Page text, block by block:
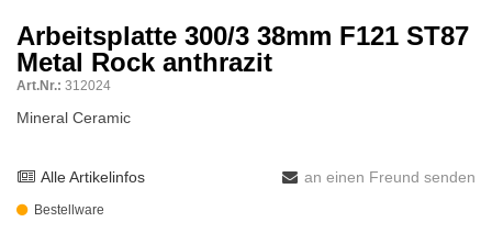
Arbeitsplatte 300/3 38mm F121 ST87
Metal Rock anthrazit
Art.Nr.: 312024
Mineral Ceramic
Alle Artikelinfos an einen Freund senden
Bestellware